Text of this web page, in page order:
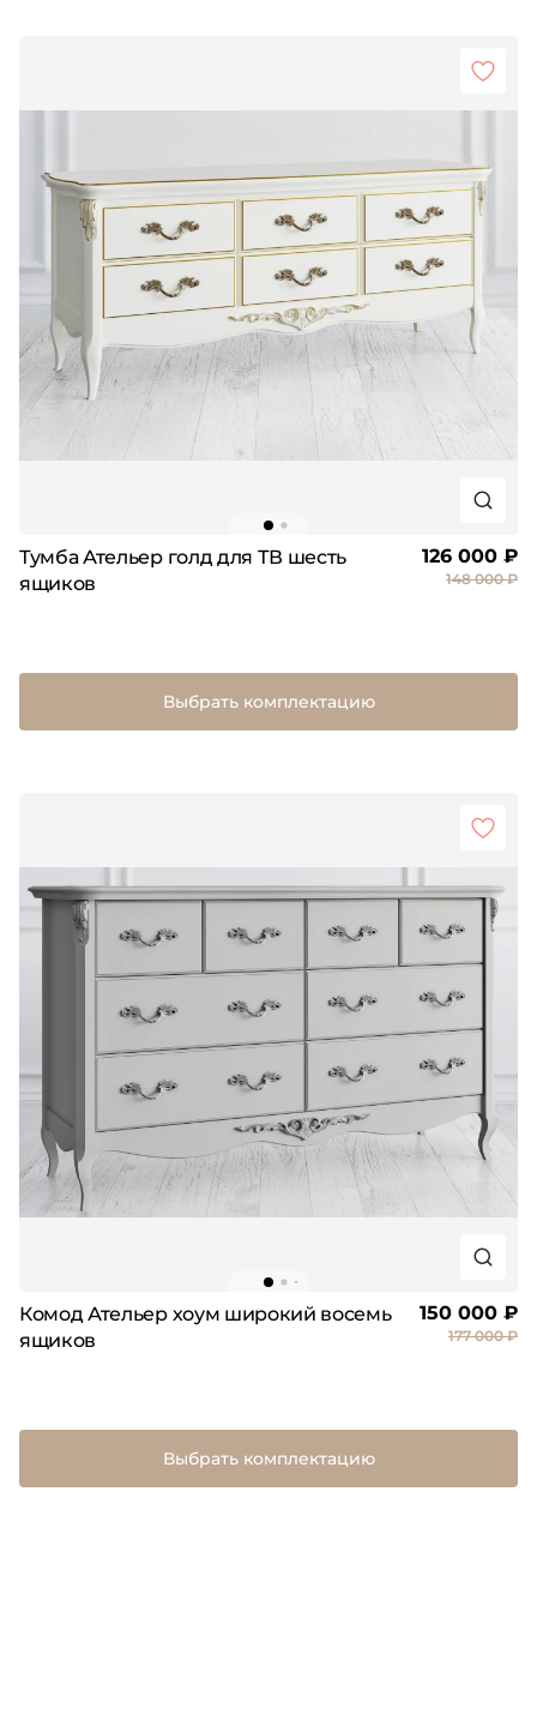
Тумба Ательер голд для ТВ шесть
ящиков
126 000 ₽
148 000 ₽
Выбрать комплектацию
Комод Ательер хоум широкий восемь
ящиков
150 000 ₽
177 000 ₽
Выбрать комплектацию